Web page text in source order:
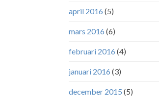
april 2016 (5)
mars 2016 (6)
februari 2016 (4)
januari 2016 (3)
december 2015 (5)